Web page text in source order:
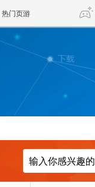
热门页游
DNF
天堂
王权与自由 诛仙世界